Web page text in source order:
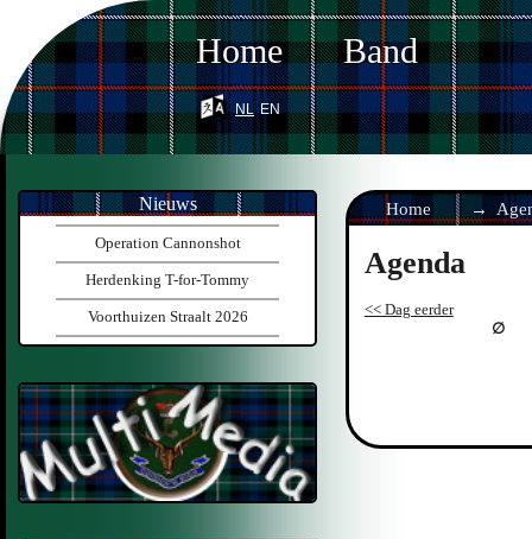
Home Band
nl en
Home
Agenda
<< Dag eerder
Nieuws
Operation Cannonshot
Herdenking T-for-Tommy
Voorthuizen Straalt 2026